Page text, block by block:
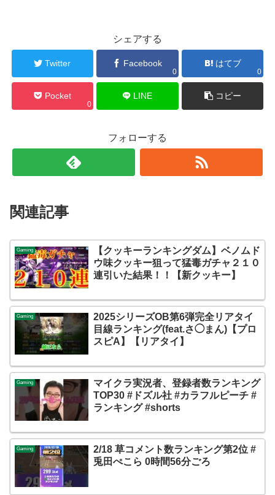
シェアする
Twitter Facebook
0
はてブ
0
Pocket
0
LINE コピー
フォローする
関連記事
Gaming
【クッキーランキングダム】ベノムド
ウ味クッキー狙って猛毒ガチャ２１０
連引いた結果！！【新クッキー】
Gaming
2025シリーズOB第6弾完全リアタイ
目線ランキング(feat.さ◯まん)【プロ
スピA】【リアタイ】
Gaming
マイクラ実況者、登録者数ランキング
TOP30 #ドズル社 #カラフルピーチ #
ランキング #shorts
Gaming
2/18 草コメント数ランキング第2位 #
兎田ぺこら 0時間56分ごろ